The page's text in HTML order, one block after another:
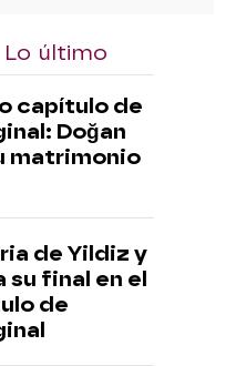
Lo último
capítulo de
Doğan
matrimonio
de Yildiz y
su final en el
de